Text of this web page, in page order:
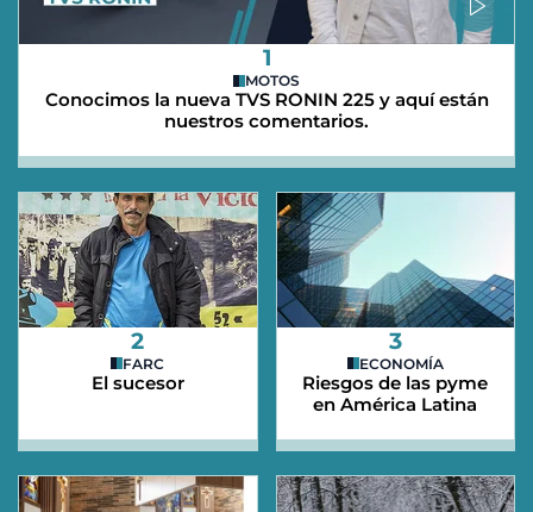
1
MOTOS
Conocimos la nueva TVS RONIN 225 y aquí están
nuestros comentarios.
2
FARC
El sucesor
3
ECONOMÍA
Riesgos de las pyme
en América Latina